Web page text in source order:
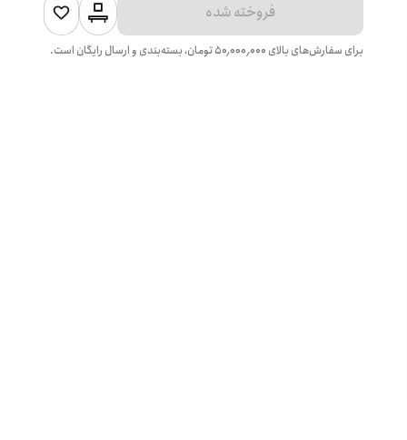
فروخته شده
برای سفارش‌های بالای ۵۰٬۰۰۰٬۰۰۰تومان، بسته‌بندی و ارسال رایگان است.